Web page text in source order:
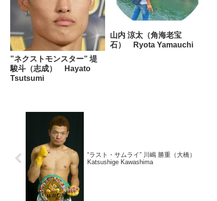
”ネクストモンスター” 堤
駿斗（志成） Hayato
Tsutsumi
山内 涼太（角海老宝
石） Ryota Yamauchi
“ラスト・サムライ” 川嶋 勝重（大橋）
Katsushige Kawashima